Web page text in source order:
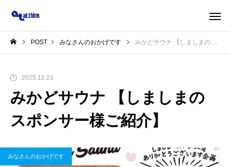
POST みなさんのおかげです みかどサウナ 【しましまのスポンサー様ご紹介】
2025.12.23
みかどサウナ 【しましまの
スポンサー様ご紹介】
みなさんのおかげです